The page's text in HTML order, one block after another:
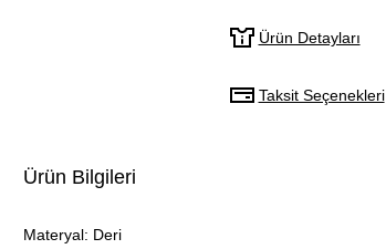
Ürün Detayları
Taksit Seçenekleri
Ürün Bilgileri
Materyal: Deri